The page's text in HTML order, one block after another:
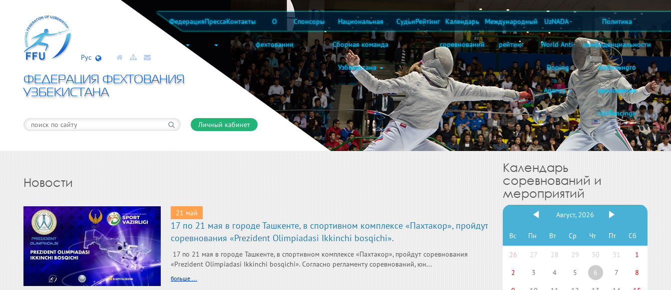
ФедерацияПрессаКонтакты О
фехтовании
Спонсоры Национальная
Сборная команда
Узбекистана
СудьиРейтинг Календарь
соревнований
Международный
рейтинг
UzNADA -
World Anti-
Doping
Agency
Политика
конфиденциальности
мобильного
приложения
«UzFencing»
Рус
ФЕДЕРАЦИЯ ФЕХТОВАНИЯ
УЗБЕКИСТАНА
Личный кабинет
Новости
21 май
17 по 21 мая в городе Ташкенте, в спортивном комплексе «Пахтакор», пройдут
соревнования «Prezident Olimpiadasi Ikkinchi bosqichi».
17 по 21 мая в городе Ташкенте, в спортивном комплексе «Пахтакор», пройдут соревнования
«Prezident Olimpiadasi Ikkinchi bosqichi». Согласно регламенту соревнований, юн...
больше ...
Календарь
соревнований и
мероприятий
Август, 2026
Вс Пн Вт Ср Чт Пт Сб
26 27 28 29 30 31
1
2
3 4 5 6 7
8